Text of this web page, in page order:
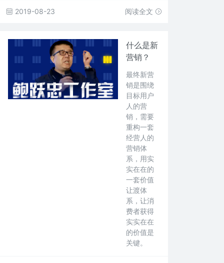
2019-08-23 阅读全文
什么是新
营销？
最终新营
销是围绕
目标用户
人的营
销，需要
重构一套
经营人的
营销体
系，用实
实在在的
一套价值
让渡体
系，让消
费者获得
实实在在
的价值是
关键。